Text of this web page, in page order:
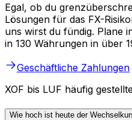
Egal, ob du
Lösungen für das FX-
uns wirst du fündig. Plane
in 130 Währungen in über
Geschäftliche Zahlungen
XOF bis LUF häufig
Wie hoch ist heute der